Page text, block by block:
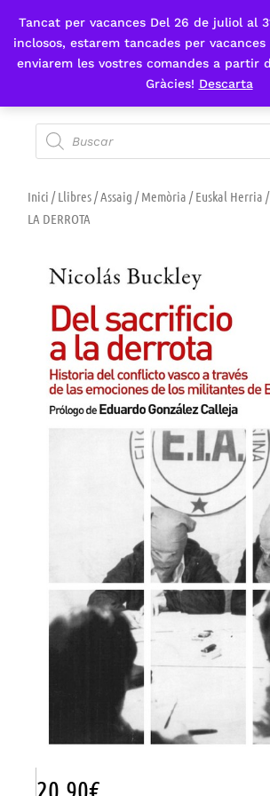
Tancat per vacances Del 26 de juliol al
inclosos, estarem tancades per vacances
enviarem les vostres comandes a partir
Gràcies! Descarta
Fes-te'n sòcia
Inici /Llibres/Assaig /Memòria /Euskal Herria
LA DERROTA